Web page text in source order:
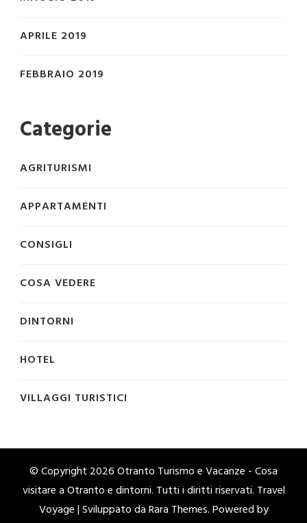
APRILE 2019
FEBBRAIO 2019
Categorie
AGRITURISMI
APPARTAMENTI
CONSIGLI
COSA VEDERE
DINTORNI
HOTEL
VILLAGGI TURISTICI
© Copyright 2026Otranto Turismo e Vacanze - Cosa
visitare a Otranto e dintorni. Tutti i diritti riservati. Travel
Voyage | Sviluppato daRara Themes. Powered by